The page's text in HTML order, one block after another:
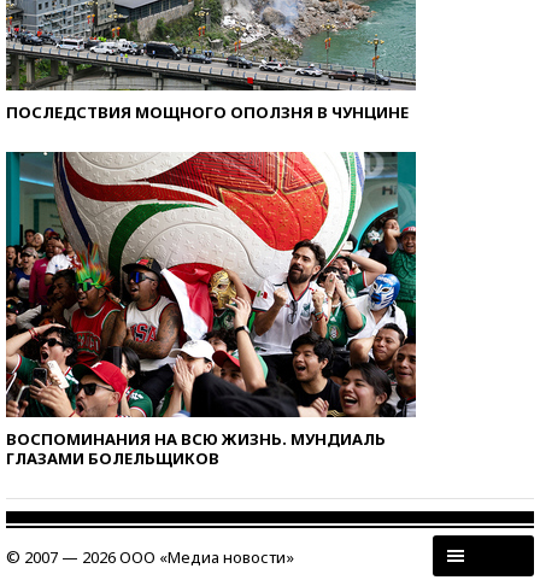
ПОСЛЕДСТВИЯ МОЩНОГО ОПОЛЗНЯ В ЧУНЦИНЕ
ВОСПОМИНАНИЯ НА ВСЮ ЖИЗНЬ. МУНДИАЛЬ
ГЛАЗАМИ БОЛЕЛЬЩИКОВ
© 2007 — 2026 ООО «Медиа новости»